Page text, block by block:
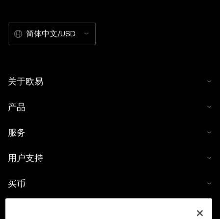
简体中文/USD
关于欧易
产品
服务
用户支持
买币